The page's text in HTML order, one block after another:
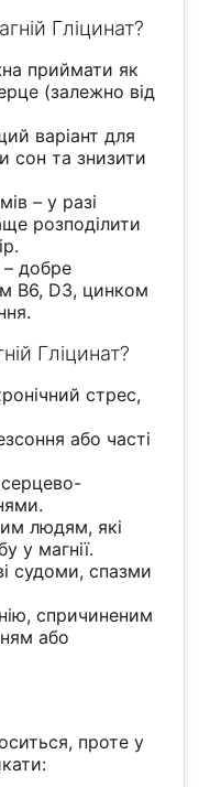
Гліцинат?
приймати як
(залежно від
варіант для
сон та знизити
– у разі
розподілити
– добре
B6, D3, цинком
Гліцинат?
стрес,
або часті
людям, які
у магнії.
судоми, спазми
спричиненим
або
проте у